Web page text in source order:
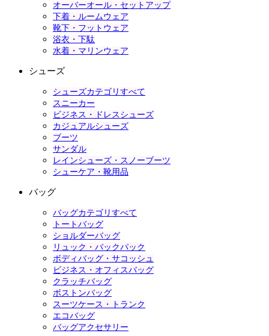
オーバーオール・セットアップ
下着・ルームウェア
靴下・フットウェア
浴衣・下駄
水着・マリンウェア
シューズ
シューズカテゴリすべて
スニーカー
ビジネス・ドレスシューズ
カジュアルシューズ
ブーツ
サンダル
レインシューズ・スノーブーツ
シューケア・靴用品
バッグ
バッグカテゴリすべて
トートバッグ
ショルダーバッグ
リュック・バックパック
ボディバッグ・サコッシュ
ビジネス・オフィスバッグ
クラッチバッグ
ボストンバッグ
スーツケース・トランク
エコバッグ
バッグアクセサリー